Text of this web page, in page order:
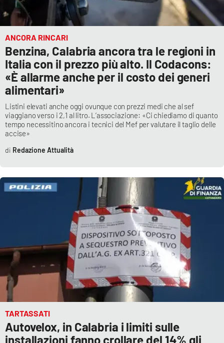
ANCORA RINCARI
Benzina, Calabria ancora tra le regioni in
Italia con il prezzo più alto. Il Codacons:
«È allarme anche per il costo dei generi
alimentari»
Listini elevati anche oggi ovunque con prezzi medi che al sef
viaggiano verso i 2,1 al litro. L’associazione: «Ci chiediamo di quanto
tempo necessitino ancora i tecnici del Mef per valutare il taglio delle
accise»
Redazione Attualità
TARTASSATI
Autovelox, in Calabria i limiti sulle
installazioni fanno crollare del 14% gli